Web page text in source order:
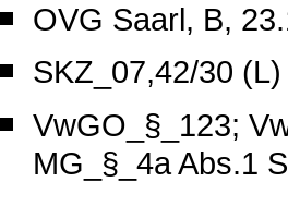
OVG Saarl, B,
SKZ_07,42/30
VwGO_§_123;
MG_§_4a Abs.1